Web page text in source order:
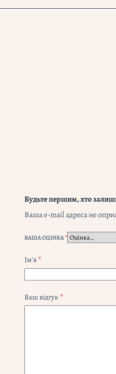
Будьте першим, хто
Ваша e-mail адреса не
ВАША ОЦІНКА*
Ім’я*
Ваш відгук *